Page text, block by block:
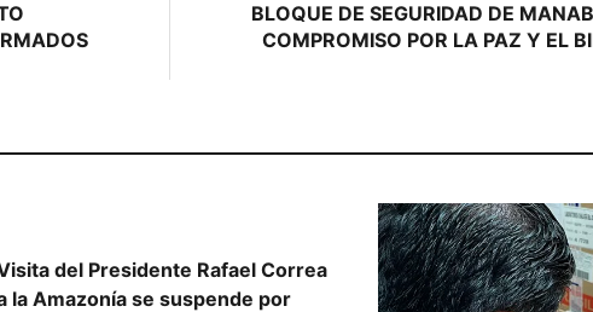
BLOQUE DE SEGURIDAD DE
COMPROMISO POR LA PAZ Y EL
del Presidente Rafael Correa
la Amazonía se suspende por